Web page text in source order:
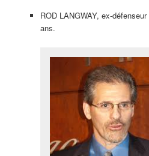
ROD LANGWAY, ex-
ans.